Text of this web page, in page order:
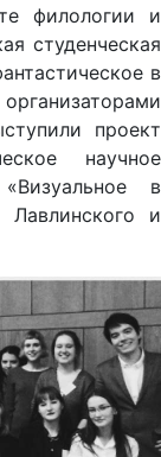
филологии и
студенческая
в
проект
научное
в
Лавлинского и